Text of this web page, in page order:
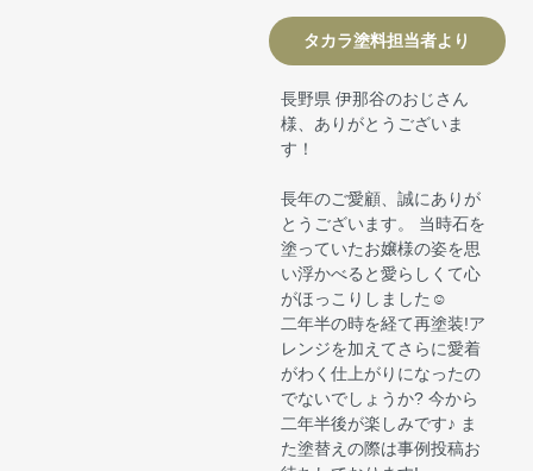
タカラ塗料担当者より
長野県 伊那谷のおじさん
様、ありがとうございま
す！
長年のご愛顧、誠にありが
とうございます。 当時石を
塗っていたお嬢様の姿を思
い浮かべると愛らしくて心
がほっこりしました☺
二年半の時を経て再塗装!ア
レンジを加えてさらに愛着
がわく仕上がりになったの
でないでしょうか? 今から
二年半後が楽しみです♪ ま
た塗替えの際は事例投稿お